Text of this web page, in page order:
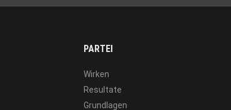
PARTEI
Wirken
Resultate
Grundlagen